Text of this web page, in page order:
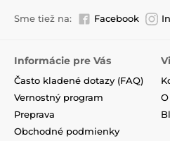
Sme tiež na: Facebook
Informácie pre Vás
Často kladené dotazy (FAQ)
Vernostný program
Preprava
Obchodné podmienky